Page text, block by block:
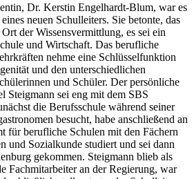
Dr. Kerstin Engelhardt-Blum, war es
neuen Schulleiters. Sie betonte, das
der Wissensvermittlung, es sei ein
und Wirtschaft. Das berufliche
nehme eine Schlüsselfunktion
und den unterschiedlichen
und Schüler. Der persönliche
Steigmann sei eng mit dem SBS
die Berufsschule während seiner
besucht, habe anschließend an
für berufliche Schulen mit den Fächern
und Sozialkunde studiert und sei dann
gekommen. Steigmann blieb als
Fachmitarbeiter an der Regierung, war